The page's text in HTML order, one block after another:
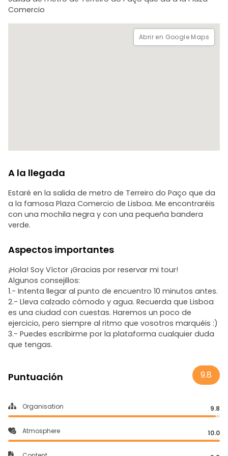
- Cadeia do Aljube
- Rossio
Comercio
Abrir en Google Maps
A la llegada
Estaré en la salida de metro de Terreiro do Paço que da
a la famosa Plaza Comercio de Lisboa. Me encontraréis
con una mochila negra y con una pequeña bandera
verde.
Aspectos importantes
¡Hola! Soy Víctor ¡Gracias por reservar mi tour!
Algunos consejillos:
1.- Intenta llegar al punto de encuentro 10 minutos antes.
2.- Lleva calzado cómodo y agua. Recuerda que Lisboa
es una ciudad con cuestas. Haremos un poco de
ejercicio, pero siempre al ritmo que vosotros marquéis :)
3.- Puedes escribirme por la plataforma cualquier duda
que tengas.
Puntuación 9.8
Organisation 9.8
Atmosphere 10.0